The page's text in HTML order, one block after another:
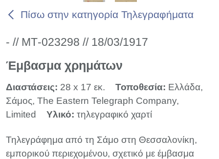
Πίσω στην κατηγορία Τηλεγραφήματα
- // ΜΤ-023298 // 18/03/1917
Έμβασμα χρημάτων
Διαστάσεις: 28 x 17 εκ. Τοποθεσία: Ελλάδα,
Σάμος, The Eastern Telegraph Company,
Limited
Υλικό: τηλεγραφικό χαρτί
Τηλεγράφημα από τη Σάμο στη Θεσσαλονίκη,
εμπορικού περιεχομένου, σχετικό με έμβασμα